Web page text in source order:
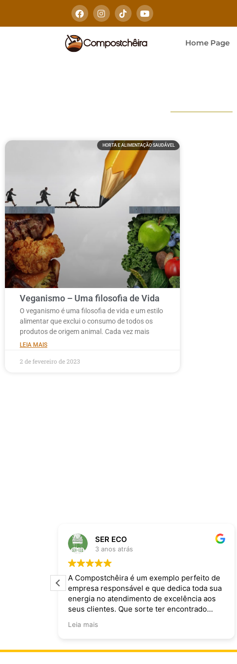
Home Page
HORTA E ALIMENTAÇÃO SAUDÁVEL
Veganismo – Uma filosofia de Vida
O veganismo é uma filosofia de vida e um estilo
alimentar que exclui o consumo de todos os
produtos de origem animal. Cada vez mais
LEIA MAIS
2 de fevereiro de 2023
SER ECO
3 anos atrás
A Compostchêira é um exemplo perfeito de
empresa responsável e que dedica toda sua
energia no atendimento de excelência aos
seus clientes. Que sorte ter encontrado
Leia mais